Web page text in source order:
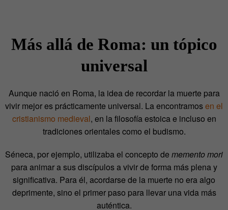
Más allá de Roma: un tópico
universal
Aunque nació en Roma, la idea de recordar la muerte para
vivir mejor es prácticamente universal. La encontramosen el
cristianismo medieval, en la filosofía estoica e incluso en
tradiciones orientales como el budismo.
Séneca, por ejemplo, utilizaba el concepto de memento mori
para animar a sus discípulos a vivir de forma más plena y
significativa. Para él, acordarse de la muerte no era algo
deprimente, sino el primer paso para llevar una vida más
auténtica.